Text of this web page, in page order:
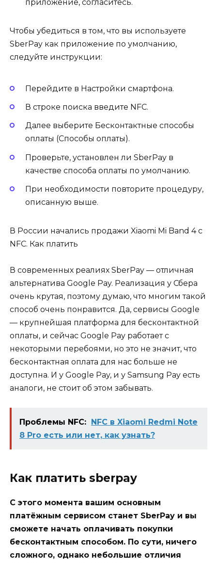
приложение, согласитесь.
Чтобы убедиться в том, что вы используете
SberPay как приложение по умолчанию,
следуйте инструкции:
Перейдите в Настройки смартфона.
В строке поиска введите NFC.
Далее выберите Бесконтактные способы
оплаты (Способы оплаты).
Проверьте, установлен ли SberPay в
качестве способа оплаты по умолчанию.
При необходимости повторите процедуру,
описанную выше.
В России начались продажи Xiaomi Mi Band 4 с
NFC. Как платить
В современных реалиях SberPay — отличная
альтернатива Google Pay. Реализация у Сбера
очень крутая, поэтому думаю, что многим такой
способ очень понравится. Да, сервисы Google
— крупнейшая платформа для бесконтактной
оплаты, и сейчас Google Pay работает с
некоторыми перебоями, но это не значит, что
бесконтактная оплата для нас больше не
доступна. И у Google Pay, и у Samsung Pay есть
аналоги, не стоит об этом забывать.
Проблемы NFC: NFC в Xiaomi Redmi Note
8 Pro есть или нет, как узнать?
Как платить sberpay
С этого момента вашим основным
платёжным сервисом станет SberPay и вы
сможете начать оплачивать покупки
бесконтактным способом. По сути, ничего
сложного, однако небольшие отличия